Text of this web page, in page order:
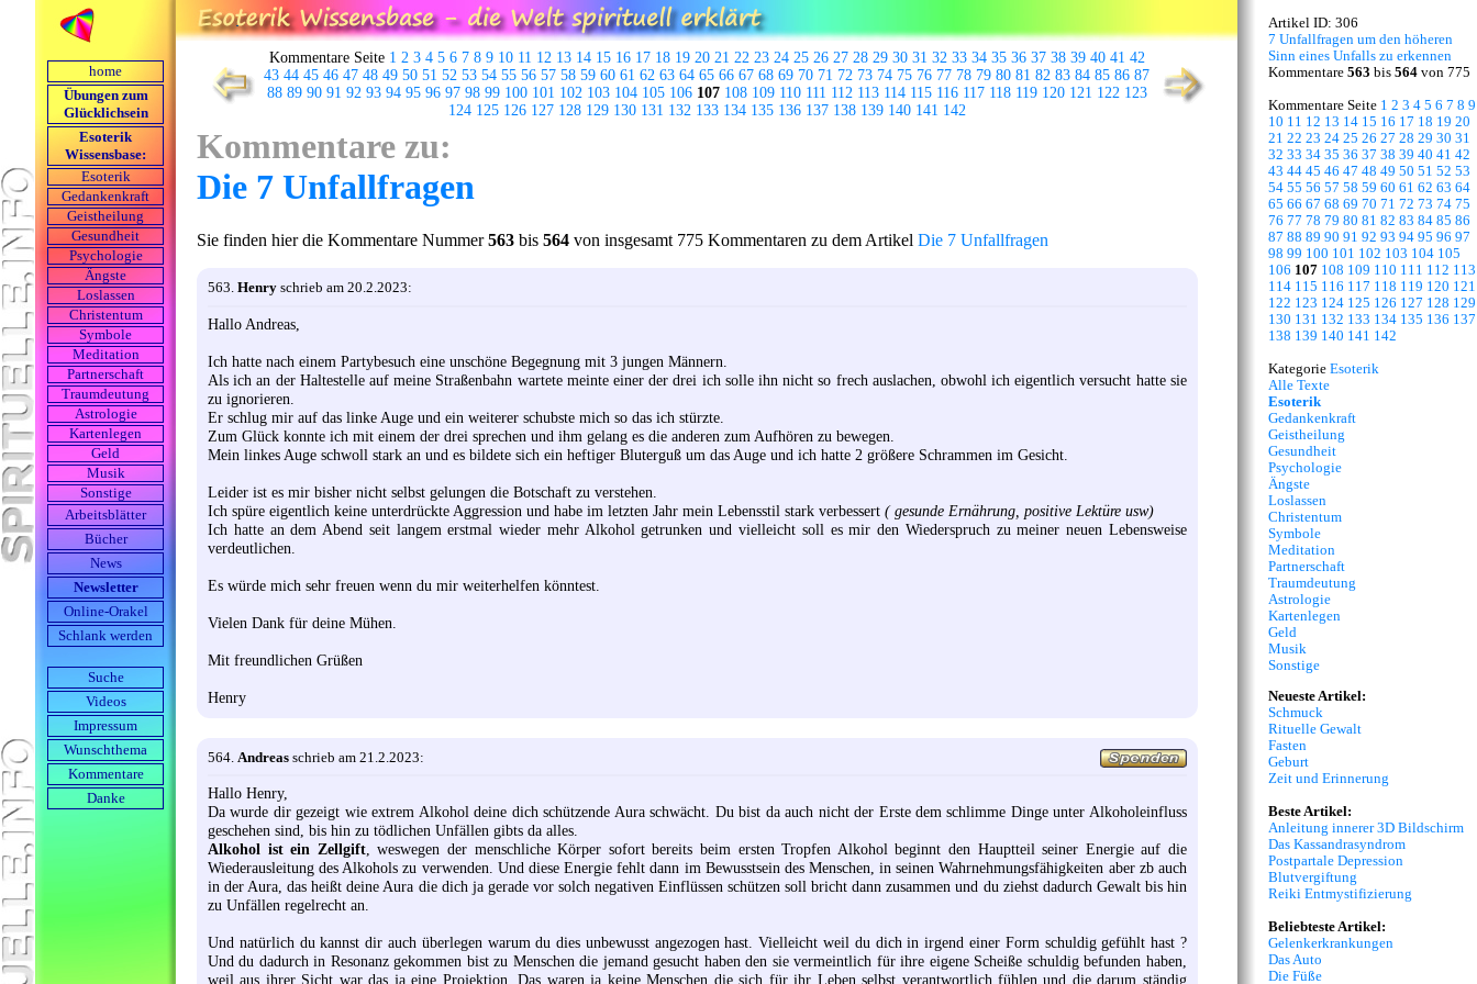
home
Übungen zum
Glücklichsein
Esoterik
Wissensbase:
Esoterik
Gedankenkraft
Geistheilung
Gesundheit
Psychologie
Ängste
Loslassen
Christentum
Symbole
Meditation
Partnerschaft
Traumdeutung
Astrologie
Kartenlegen
Geld
Musik
Sonstige
Arbeits­blätter
Bücher
News
Newsletter
Online-Orakel
Schlank werden
Suche
Videos
Impressum
Wunschthema
Kommentare
Danke
Kommentare Seite 1 2 3 4 5 6 7 8 9 10 11 12 13 14 15 16 17 18 19 20 21 22 23 24 25 26 27 28 29 30 31 32 33 34 35 36 37 38 39 40 41 42
43 44 45 46 47 48 49 50 51 52 53 54 55 56 57 58 59 60 61 62 63 64 65 66 67 68 69 70 71 72 73 74 75 76 77 78 79 80 81 82 83 84 85 86 87
88 89 90 91 92 93 94 95 96 97 98 99 100 101 102 103 104 105 106 107 108 109 110 111 112 113 114 115 116 117 118 119 120 121 122 123
124 125 126 127 128 129 130 131 132 133 134 135 136 137 138 139 140 141 142
Kommentare zu:
Die 7 Unfallfragen
Sie finden hier die Kommentare Nummer563 bis 564 von insgesamt 775 Kommentaren zu dem Artikel Die 7 Unfallfragen
563. Henry schrieb am 20.2.2023:
Hallo Andreas,
Ich hatte nach einem Partybesuch eine unschöne Begegnung mit 3 jungen Männern.
Als ich an der Haltestelle auf meine Straßenbahn wartete meinte einer der drei ich solle ihn nicht so frech auslachen, obwohl ich eigentlich versucht hatte sie
zu ignorieren.
Er schlug mir auf das linke Auge und ein weiterer schubste mich so das ich stürzte.
Zum Glück konnte ich mit einem der drei sprechen und ihm gelang es die anderen zum Aufhören zu bewegen.
Mein linkes Auge schwoll stark an und es bildete sich ein heftiger Bluterguß um das Auge und ich hatte 2 größere Schrammen im Gesicht.
Leider ist es mir bisher nicht selbst gelungen die Botschaft zu verstehen.
Ich spüre eigentlich keine unterdrückte Aggression und habe im letzten Jahr mein Lebensstil stark verbessert ( gesunde Ernährung, positive Lektüre usw)
Ich hatte an dem Abend seit langem erstmal wieder mehr Alkohol getrunken und vielleicht soll es mir den Wiederspruch zu meiner neuen Lebensweise
verdeutlichen.
Es würde mich sehr freuen wenn du mir weiterhelfen könntest.
Vielen Dank für deine Mühen.
Mit freundlichen Grüßen
Henry
564. Andreas schrieb am 21.2.2023:
Hallo Henry,
Da wurde dir gezeigt wie extrem Alkohol deine dich schützende Aura schwächt. Du bist da auch nicht der Erste dem schlimme Dinge unter Alkoholeinfluss
geschehen sind, bis hin zu tödlichen Unfällen gibts da alles.
Alkohol ist ein Zellgift, weswegen der menschliche Körper sofort bereits beim ersten Tropfen Alkohol beginnt den Hauptteil seiner Energie auf die
Wiederausleitung des Alkohols zu verwenden. Und diese Energie fehlt dann im Bewusstsein des Menschen, in seinen Wahrnehmungsfähigkeiten aber zb auch
in der Aura, das heißt deine Aura die dich ja gerade vor solch negativen Einflüssen schützen soll bricht dann zusammen und du ziehst dadurch Gewalt bis hin
zu Unfällen regelrecht an.
Und natürlich du kannst dir auch überlegen warum du dies unbewusst angezogen hast. Vielleicht weil du dich in irgend einer Form schuldig gefühlt hast ?
Und du dadurch in Resonanz gekommen bist zu Menschen die jemand gesucht haben den sie vermeintlich für ihre eigene Scheiße schuldig befunden haben,
weil aus ihrer Sicht war das ja eine Projektion. Das waren ja keine Menschen die sich für ihr Leben selbst verantwortlich fühlen und die darum ständig
Artikel ID: 306
7 Unfallfragen um den höheren
Sinn eines Unfalls zu erkennen
Kommentare 563 bis 564 von 775
Kommentare Seite 1 2 3 4 5 6 7 8 9
10 11 12 13 14 15 16 17 18 19 20
21 22 23 24 25 26 27 28 29 30 31
32 33 34 35 36 37 38 39 40 41 42
43 44 45 46 47 48 49 50 51 52 53
54 55 56 57 58 59 60 61 62 63 64
65 66 67 68 69 70 71 72 73 74 75
76 77 78 79 80 81 82 83 84 85 86
87 88 89 90 91 92 93 94 95 96 97
98 99 100 101 102 103 104 105
106 107 108 109 110 111 112 113
114 115 116 117 118 119 120 121
122 123 124 125 126 127 128 129
130 131 132 133 134 135 136 137
138 139 140 141 142
Kategorie Esoterik
Alle Texte
Esoterik
Gedankenkraft
Geistheilung
Gesundheit
Psychologie
Ängste
Loslassen
Christentum
Symbole
Meditation
Partnerschaft
Traumdeutung
Astrologie
Kartenlegen
Geld
Musik
Sonstige
Neueste Artikel:
Schmuck
Rituelle Gewalt
Fasten
Geburt
Zeit und Erinnerung
Beste Artikel:
Anleitung innerer 3D Bildschirm
Das Kassandrasyndrom
Postpartale Depression
Blutvergiftung
Reiki Entmystifizierung
Beliebteste Artikel:
Gelenkerkrankungen
Das Auto
Die Füße